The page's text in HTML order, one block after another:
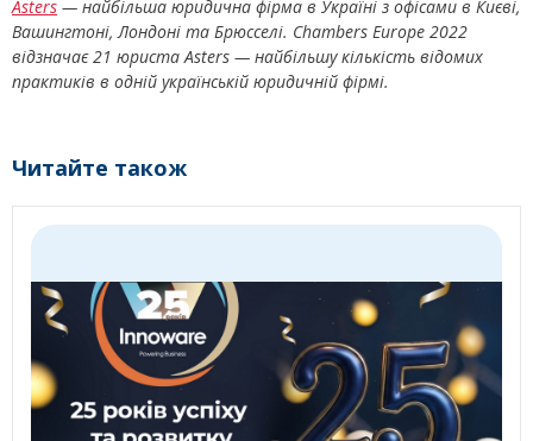
Asters — найбільша юридична фірма в Україні з офісами в Києві,
Вашингтоні, Лондоні та Брюсселі. Chambers Europe 2022
відзначає 21 юриста Asters — найбільшу кількість відомих
практиків в одній українській юридичній фірмі.
Читайте також